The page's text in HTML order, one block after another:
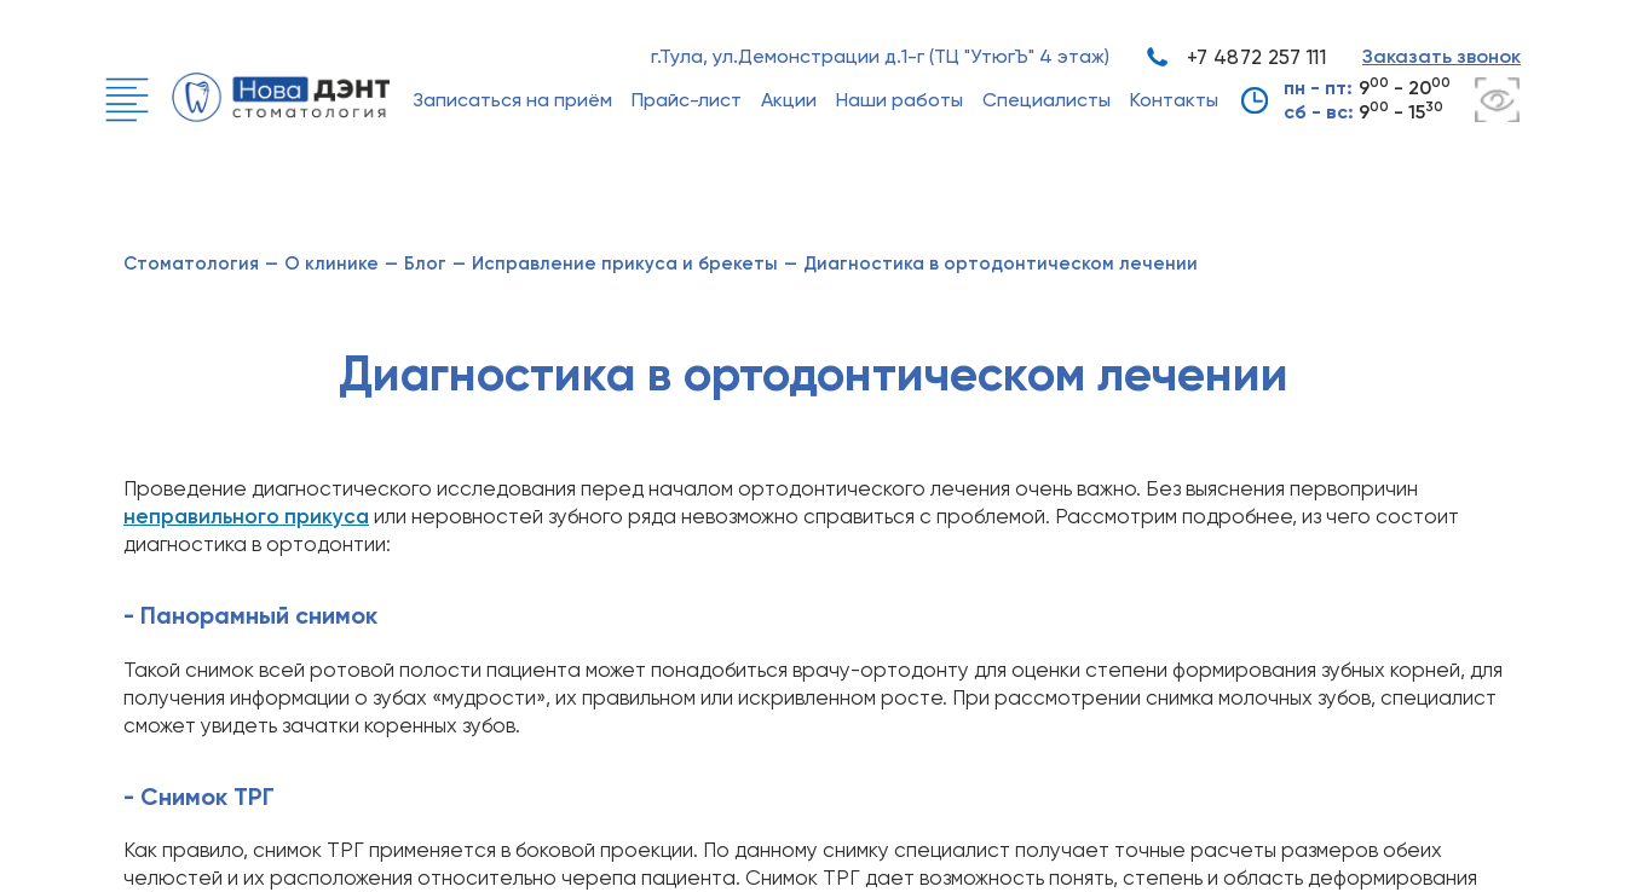
Записаться на приём Прайс-лист Акции Наши работы Специалисты Контакты
пн - пт: 900 - 2000
сб - вс: 900 - 1530
+7 4872 257 111 Заказать звонок
г.Тула, ул.Демонстрации д.1-г (ТЦ "УтюгЪ" 4 этаж)
Стоматология — О клинике — Блог — Исправление прикуса и брекеты — Диагностика в ортодонтическом лечении
Диагностика в ортодонтическом лечении
Проведение диагностического исследования перед началом ортодонтического лечения очень важно. Без выяснения первопричин
неправильного прикуса или неровностей зубного ряда невозможно справиться с проблемой. Рассмотрим подробнее, из чего состоит
диагностика в ортодонтии:
- Панорамный снимок
Такой снимок всей ротовой полости пациента может понадобиться врачу-ортодонту для оценки степени формирования зубных корней, для
получения информации о зубах «мудрости», их правильном или искривленном росте. При рассмотрении снимка молочных зубов, специалист
сможет увидеть зачатки коренных зубов.
- Снимок ТРГ
Как правило, снимок ТРГ применяется в боковой проекции. По данному снимку специалист получает точные расчеты размеров обеих
челюстей и их расположения относительно черепа пациента. Снимок ТРГ дает возможность понять, степень и область деформирования